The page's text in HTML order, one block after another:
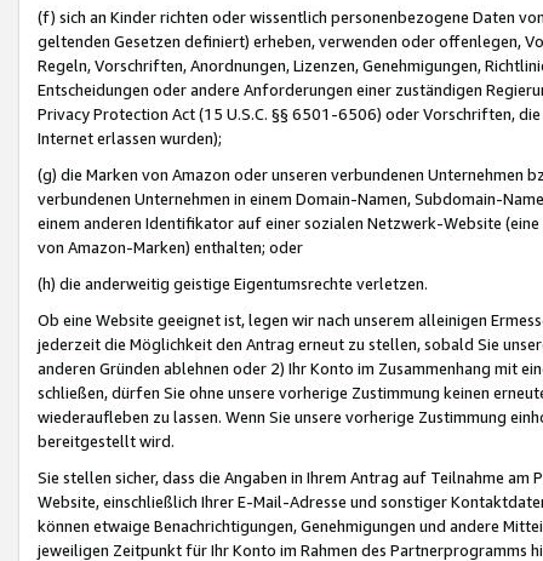
(f) sich an Kinder richten oder wissentlich personenbezogene Daten
geltenden Gesetzen definiert) erheben, verwenden oder offenlegen,
Regeln, Vorschriften, Anordnungen, Lizenzen, Genehmigungen,
Entscheidungen oder andere Anforderungen einer zuständigen
Privacy Protection Act (15 U.S.C. §§ 6501-6506) oder Vorschriften,
Internet erlassen wurden);
(g) die Marken von Amazon oder unseren verbundenen Unternehmen
verbundenen Unternehmen in einem Domain-Namen, Subdomain-
einem anderen Identifikator auf einer sozialen Netzwerk-Website
von Amazon-Marken) enthalten; oder
(h) die anderweitig geistige Eigentumsrechte verletzen.
Ob eine Website geeignet ist, legen wir nach unserem alleinigen
jederzeit die Möglichkeit den Antrag erneut zu stellen, sobald Sie
anderen Gründen ablehnen oder 2) Ihr Konto im Zusammenhang mit
schließen, dürfen Sie ohne unsere vorherige Zustimmung keinen
wiederaufleben zu lassen. Wenn Sie unsere vorherige Zustimmung
bereitgestellt wird.
Sie stellen sicher, dass die Angaben in Ihrem Antrag auf Teilnahme
Website, einschließlich Ihrer E-Mail-Adresse und sonstiger
können etwaige Benachrichtigungen, Genehmigungen und andere
jeweiligen Zeitpunkt für Ihr Konto im Rahmen des Partnerprogramms